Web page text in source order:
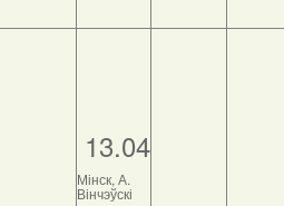
13.04
Мінск, А.
Вінчэўскі